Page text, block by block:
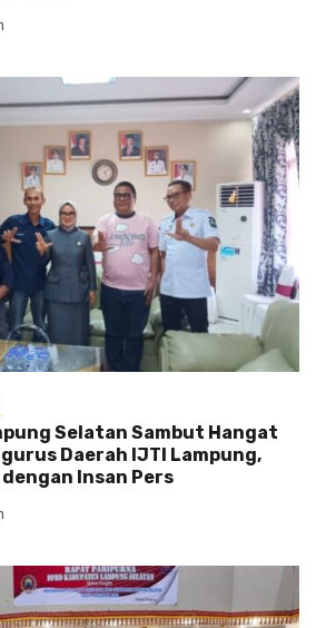
Selatan Sambut Hangat
Daerah IJTI Lampung,
Insan Pers